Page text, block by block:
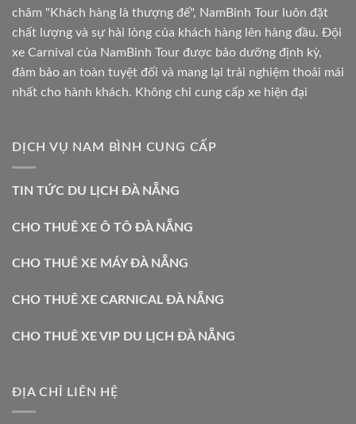
châm "Khách hàng là thượng đế", NamBinh Tour luôn đặt
chất lượng và sự hài lòng của khách hàng lên hàng đầu. Đội
xe Carnival của NamBinh Tour được bảo dưỡng định kỳ,
đảm bảo an toàn tuyệt đối và mang lại trải nghiệm thoải mái
nhất cho hành khách. Không chỉ cung cấp xe hiện đại
DỊCH VỤ NAM BÌNH CUNG CẤP
TIN TỨC DU LỊCH ĐÀ NẴNG
CHO THUÊ XE Ô TÔ ĐÀ NẴNG
CHO THUÊ XE MÁY ĐÀ NẴNG
CHO THUÊ XE CARNICAL ĐÀ NẴNG
CHO THUÊ XE VIP DU LỊCH ĐÀ NẴNG
ĐỊA CHỈ LIÊN HỆ